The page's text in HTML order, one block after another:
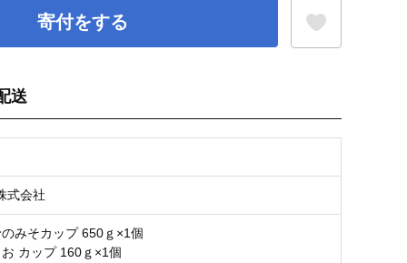
寄付をする
送
式会社
みそカップ 650ｇ×1個
カップ 160ｇ×1個